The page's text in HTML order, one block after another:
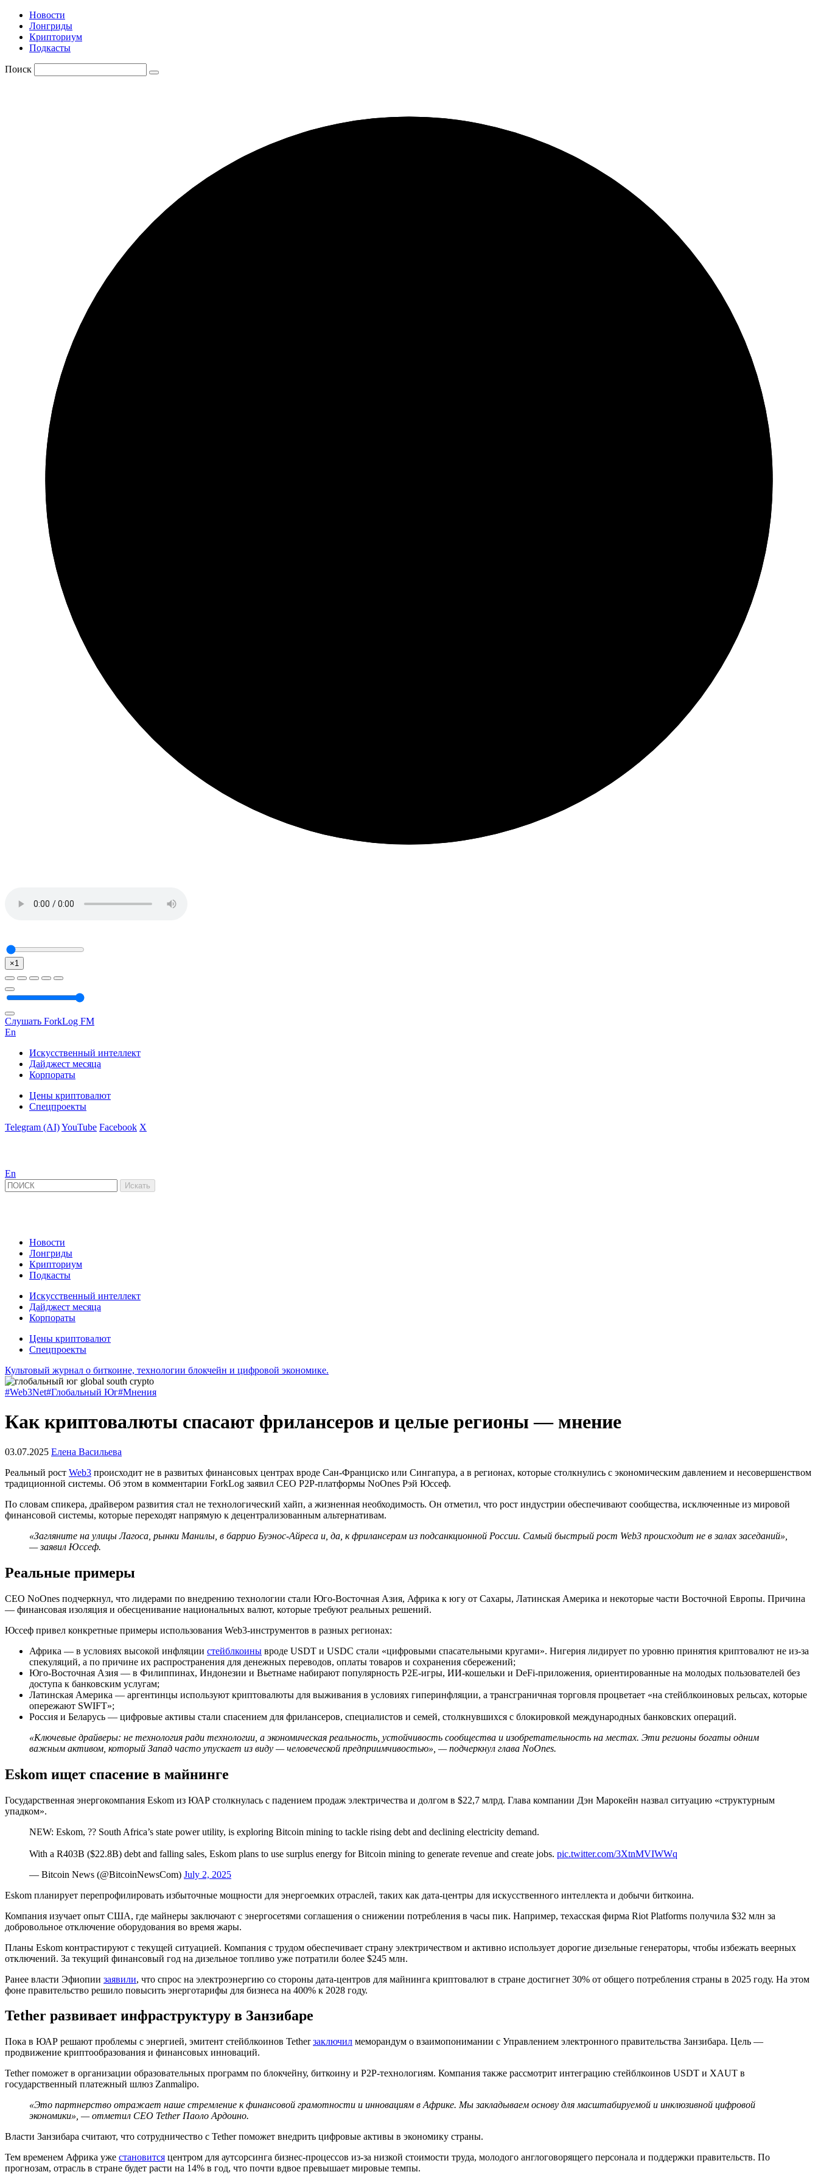
Новости
Лонгриды
Крипториум
Подкасты
Поиск
×1
Слушать ForkLog FM
En
Искусственный интеллект
Дайджест месяца
Корпораты
Цены криптовалют
Спецпроекты
Telegram (AI)YouTube Facebook X
En
Новости
Лонгриды
Крипториум
Подкасты
Искусственный интеллект
Дайджест месяца
Корпораты
Цены криптовалют
Спецпроекты
Культовый журнал о биткоине, технологии блокчейн и цифровой экономике.
#Web3Net#Глобальный Юг#Мнения
Как криптовалюты спасают фрилансеров и целые регионы — мнение
03.07.2025 Елена Васильева
Реальный рост Web3 происходит не в развитых финансовых центрах вроде Сан-Франциско или Сингапура, а в регионах, которые столкнулись с экономическим давлением и несовершенством
традиционной системы. Об этом в комментарии ForkLog заявил CEO P2P-платформы NoOnes Рэй Юссеф.
По словам спикера, драйвером развития стал не технологический хайп, а жизненная необходимость. Он отметил, что рост индустрии обеспечивают сообщества, исключенные из мировой
финансовой системы, которые переходят напрямую к децентрализованным альтернативам.
«Загляните на улицы Лагоса, рынки Манилы, в баррио Буэнос-Айреса и, да, к фрилансерам из подсанкционной России. Самый быстрый рост Web3 происходит не в залах заседаний»,
— заявил Юссеф.
Реальные примеры
CEO NoOnes подчеркнул, что лидерами по внедрению технологии стали Юго-Восточная Азия, Африка к югу от Сахары, Латинская Америка и некоторые части Восточной Европы. Причина
— финансовая изоляция и обесценивание национальных валют, которые требуют реальных решений.
Юссеф привел конкретные примеры использования Web3-инструментов в разных регионах:
Африка — в условиях высокой инфляции стейблкоины вроде USDT и USDC стали «цифровыми спасательными кругами». Нигерия лидирует по уровню принятия криптовалют не из-за
спекуляций, а по причине их распространения для денежных переводов, оплаты товаров и сохранения сбережений;
Юго-Восточная Азия — в Филиппинах, Индонезии и Вьетнаме набирают популярность P2E-игры, ИИ-кошельки и DeFi-приложения, ориентированные на молодых пользователей без
доступа к банковским услугам;
Латинская Америка — аргентинцы используют криптовалюты для выживания в условиях гиперинфляции, а трансграничная торговля процветает «на стейблкоиновых рельсах, которые
опережают SWIFT»;
Россия и Беларусь — цифровые активы стали спасением для фрилансеров, специалистов и семей, столкнувшихся с блокировкой международных банковских операций.
«Ключевые драйверы: не технология ради технологии, а экономическая реальность, устойчивость сообщества и изобретательность на местах. Эти регионы богаты одним
важным активом, который Запад часто упускает из виду — человеческой предприимчивостью», — подчеркнул глава NoOnes.
Eskom ищет спасение в майнинге
Государственная энергокомпания Eskom из ЮАР столкнулась с падением продаж электричества и долгом в $22,7 млрд. Глава компании Дэн Марокейн назвал ситуацию «структурным
упадком».
NEW: Eskom, ?? South Africa’s state power utility, is exploring Bitcoin mining to tackle rising debt and declining electricity demand.
With a R403B ($22.8B) debt and falling sales, Eskom plans to use surplus energy for Bitcoin mining to generate revenue and create jobs. pic.twitter.com/3XtnMVIWWq
— Bitcoin News (@BitcoinNewsCom) July 2, 2025
Eskom планирует перепрофилировать избыточные мощности для энергоемких отраслей, таких как дата-центры для искусственного интеллекта и добычи биткоина.
Компания изучает опыт США, где майнеры заключают с энергосетями соглашения о снижении потребления в часы пик. Например, техасская фирма Riot Platforms получила $32 млн за
добровольное отключение оборудования во время жары.
Планы Eskom контрастируют с текущей ситуацией. Компания с трудом обеспечивает страну электричеством и активно использует дорогие дизельные генераторы, чтобы избежать веерных
отключений. За текущий финансовый год на дизельное топливо уже потратили более $245 млн.
Ранее власти Эфиопии заявили, что спрос на электроэнергию со стороны дата-центров для майнинга криптовалют в стране достигнет 30% от общего потребления страны в 2025 году. На этом
фоне правительство решило повысить энерготарифы для бизнеса на 400% к 2028 году.
Tether развивает инфраструктуру в Занзибаре
Пока в ЮАР решают проблемы с энергией, эмитент стейблкоинов Tetherзаключил меморандум о взаимопонимании с Управлением электронного правительства Занзибара. Цель —
продвижение криптообразования и финансовых инноваций.
Tether поможет в организации образовательных программ по блокчейну, биткоину и P2P-технологиям. Компания также рассмотрит интеграцию стейблкоинов USDT и XAUT в
государственный платежный шлюз Zanmalipo.
«Это партнерство отражает наше стремление к финансовой грамотности и инновациям в Африке. Мы закладываем основу для масштабируемой и инклюзивной цифровой
экономики», — отметил CEO Tether Паоло Ардоино.
Власти Занзибара считают, что сотрудничество с Tether поможет внедрить цифровые активы в экономику страны.
Тем временем Африка уже становится центром для аутсорсинга бизнес-процессов из-за низкой стоимости труда, молодого англоговорящего персонала и поддержки правительств. По
прогнозам, отрасль в стране будет расти на 14% в год, что почти вдвое превышает мировые темпы.